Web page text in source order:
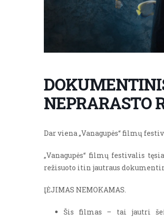
NEPRARASTO
Dar viena „Vanagupės“ filmų
„Vanagupės“ filmų festivalis
režisuoto itin jautraus
ĮĖJIMAS NEMOKAMAS.
Šis filmas – tai jautri